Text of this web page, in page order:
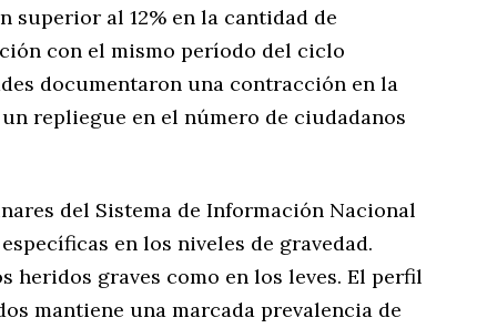
al 12% en la cantidad de
con el mismo período del ciclo
documentaron una contracción en la
repliegue en el número de ciudadanos
del Sistema de Información Nacional
en los niveles de gravedad.
heridos graves como en los leves. El perfil
mantiene una marcada prevalencia de